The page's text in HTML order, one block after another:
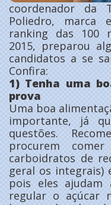
coordenador da
Poliedro, marca
ranking das 100
2015, preparou
candidatos a se
Confira:
1) Tenha uma
prova
Uma boa
importante, já
questões.
procurem
carboidratos de
geral os integrais)
pois eles ajudam
regular o açúcar